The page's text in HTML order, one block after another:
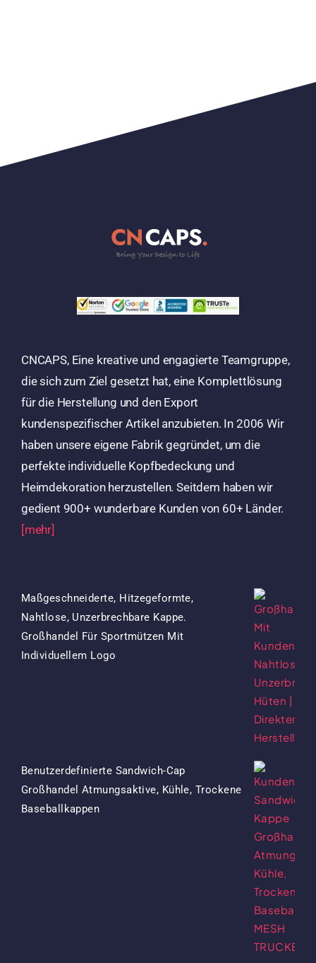
CNCAPS, Eine kreative und engagierte Teamgruppe,
die sich zum Ziel gesetzt hat, eine Komplettlösung
für die Herstellung und den Export
kundenspezifischer Artikel anzubieten. In 2006 Wir
haben unsere eigene Fabrik gegründet, um die
perfekte individuelle Kopfbedeckung und
Heimdekoration herzustellen. Seitdem haben wir
gedient 900+ wunderbare Kunden von 60+ Länder.
[mehr]
Maßgeschneiderte, Hitzegeformte,
Nahtlose, Unzerbrechbare Kappe.
Großhandel Für Sportmützen Mit
Individuellem Logo
Benutzerdefinierte Sandwich-Cap
Großhandel Atmungsaktive, Kühle, Trockene
BaseballkappenUrsprünglicher
Aktueller